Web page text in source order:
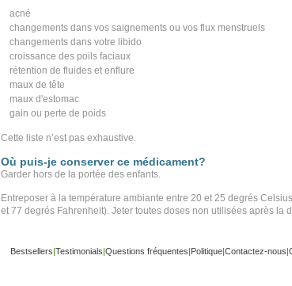
acné
changements dans vos saignements ou vos flux menstruels
changements dans votre libido
croissance des poils faciaux
rétention de fluides et enflure
maux de tête
maux d'estomac
gain ou perte de poids
Cette liste n’est pas exhaustive.
Où puis-je conserver ce médicament?
Garder hors de la portée des enfants.
Entreposer à la température ambiante entre 20 et 25 degrés
et 77 degrés Fahrenheit). Jeter toutes doses non utilisées après la
Bestsellers|Testimonials|Questions fréquentes|Politique|Contactez-nous|